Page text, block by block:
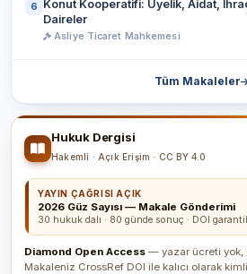
6 Konut Kooperatifi: Üyelik, Aidat,
Daireler
Asliye Ticaret Mahkemesi
Tüm Makaleler
Hukuk Dergisi
Hakemli · Açık Erişim · CC BY 4.0
YAYIN ÇAĞRISI AÇIK
2026 Güz Sayısı — Makale Gönderimi
30 hukuk dalı · 80 günde sonuç · DOI
Diamond Open Access — yazar ücreti yok,
Makaleniz CrossRef DOI ile kalıcı olarak